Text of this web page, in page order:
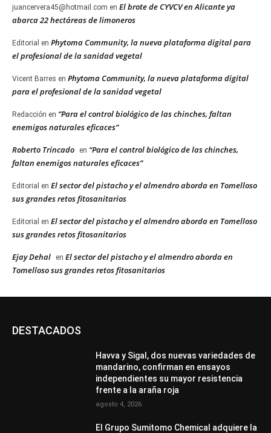
juancervera45@hotmail.com en El brote de CYVCV en Alicante ya
abarca 22 hectáreas de limoneros
Editorial en Phytoma Community, la nueva plataforma digital para
el profesional de la sanidad vegetal
Vicent Barres en Phytoma Community, la nueva plataforma digital
para el profesional de la sanidad vegetal
Redacción en “Para el control biológico de las chinches, faltan
enemigos naturales eficaces”
Roberto Trincado en “Para el control biológico de las chinches,
faltan enemigos naturales eficaces”
Editorial en El sector del pistacho y el almendro aborda en Tomelloso
sus grandes retos fitosanitarios
Editorial en El sector del pistacho y el almendro aborda en Tomelloso
sus grandes retos fitosanitarios
Ejay Dehal en El sector del pistacho y el almendro aborda en
Tomelloso sus grandes retos fitosanitarios
DESTACADOS
Havva y Sigal, dos nuevas variedades de
mandarino, confirman en ensayos
independientes su mayor resistencia
frente a la araña roja
agosto 4, 2026
El Grupo Sumitomo Chemical adquiere la